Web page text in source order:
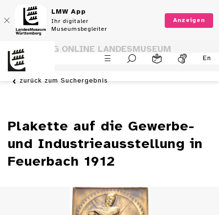
LMW App
Ihr digitaler
Museumsbegleiter
Anzeigen
En
SAMMLUNG ONLINE LANDESMUSEUM
WÜRTTEMBERG
zurück zum Suchergebnis
Plakette auf die Gewerbe-
und Industrieausstellung in
Feuerbach 1912